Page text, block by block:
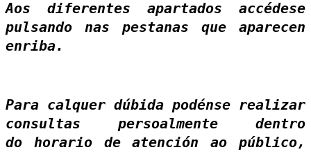
Aos diferentes apartados accédese
pulsando nas pestanas que aparecen
enriba.
Para calquer dúbida podénse realizar
consultas persoalmente dentro
do horario de atención ao público,